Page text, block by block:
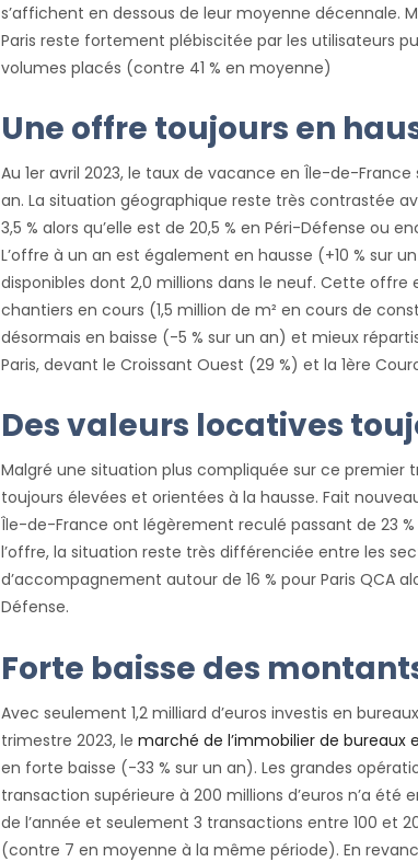
s’affichent en dessous de leur moyenne décennale.
Paris reste fortement plébiscitée par les utilisateurs
volumes placés (contre 41 % en moyenne)
Une offre toujours en
Au 1er avril 2023, le taux de vacance en Île-de-France
an. La situation géographique reste très contrastée
3,5 % alors qu’elle est de 20,5 % en Péri-Défense ou
L’offre à un an est également en hausse (+10 % sur
disponibles dont 2,0 millions dans le neuf. Cette offre
chantiers en cours (1,5 million de m² en cours de
désormais en baisse (-5 % sur un an) et mieux
Paris, devant le Croissant Ouest (29 %) et la 1ère
Des valeurs locatives
Malgré une situation plus compliquée sur ce premier
toujours élevées et orientées à la hausse. Fait
Île-de-France ont légèrement reculé passant de 23 %
l’offre, la situation reste très différenciée entre les
d’accompagnement autour de 16 % pour Paris QCA
Défense.
Forte baisse des
Avec seulement 1,2 milliard d’euros investis en
trimestre 2023, le marché de l’immobilier de bureaux
en forte baisse (-33 % sur un an). Les grandes
transaction supérieure à 200 millions d’euros n’a été
de l’année et seulement 3 transactions entre 100 et
(contre 7 en moyenne à la même période). En